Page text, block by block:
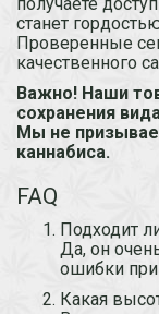
станет
Проверенные
качественного
Важно! Наши
сохранения
Мы не
каннабиса.
FAQ
Подходит
Да, он
ошибки при
Какая